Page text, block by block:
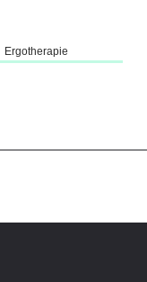
Ergotherapie